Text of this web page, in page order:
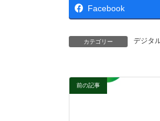
Facebook
カテゴリー デジタ
前の記事